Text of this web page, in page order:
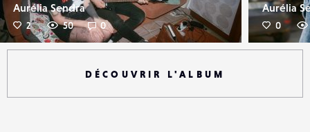
Aurélia Sendra
2 50 0
Aurélia
0
DÉCOUVRIR L'ALBUM